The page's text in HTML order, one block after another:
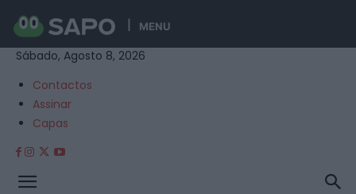
MENU
Sábado, Agosto 8, 2026
Contactos
Assinar
Capas